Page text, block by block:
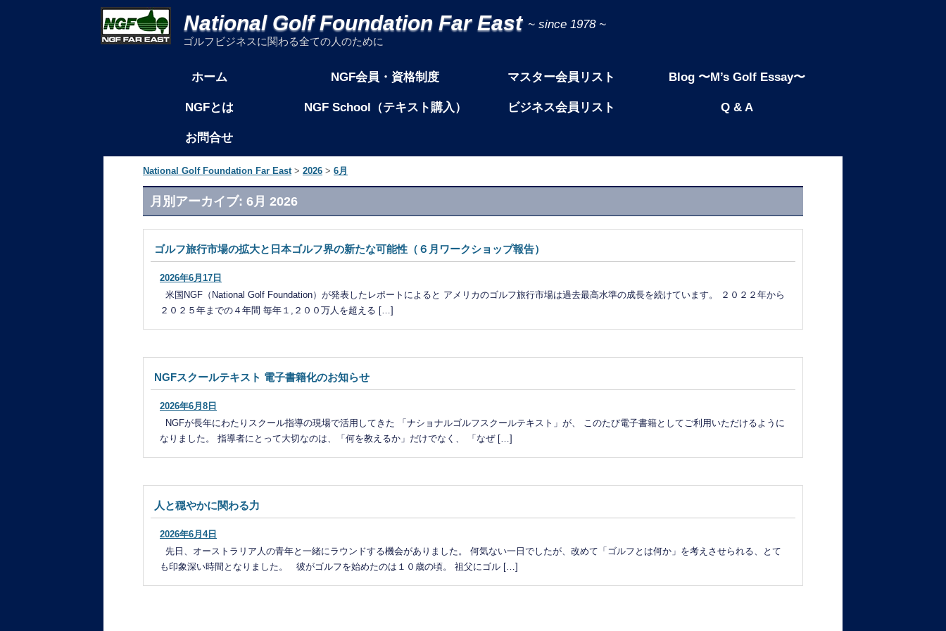
National Golf Foundation Far East
ゴルフビジネスに関わる全ての人のために
メインメニュー
コンテンツへ移動ホーム NGF会員・資格制度 マスター会員リスト Blog 〜M’s Golf Essay〜
NGFとは NGF School（テキスト購入） ビジネス会員リスト Q & A
お問合せ
National Golf Foundation Far East> 2026 > 6月
月別アーカイブ: 6月 2026
ゴルフ旅行市場の拡大と日本ゴルフ界の新たな可能性（６月ワークショップ報告）
2026年6月17日
米国NGF（National Golf Foundation）が発表したレポートによると アメリカのゴルフ旅行市場は過去最高水準の成長を続けています。 ２０２２年から
２０２５年までの４年間 毎年１,２００万人を超える […]
NGFスクールテキスト 電子書籍化のお知らせ
2026年6月8日
NGFが長年にわたりスクール指導の現場で活用してきた 「ナショナルゴルフスクールテキスト」が、 このたび電子書籍としてご利用いただけるように
なりました。 指導者にとって大切なのは、「何を教えるか」だけでなく、 「なぜ […]
人と穏やかに関わる力
2026年6月4日
先日、オーストラリア人の青年と一緒にラウンドする機会がありました。 何気ない一日でしたが、改めて「ゴルフとは何か」を考えさせられる、とて
も印象深い時間となりました。 彼がゴルフを始めたのは１０歳の頃。 祖父にゴル […]